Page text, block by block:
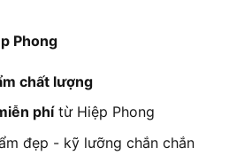
Phong
chất lượng
phítừ Hiệp Phong
đẹp - kỹ lưỡng chắn chắn